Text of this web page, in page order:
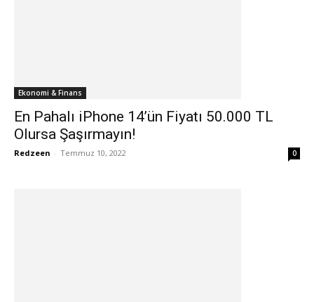
Ekonomi & Finans
En Pahalı iPhone 14’ün Fiyatı 50.000 TL
Olursa Şaşırmayın!
Redzeen - Temmuz 10, 2022 0